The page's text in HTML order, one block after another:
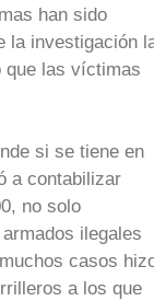
han sido
la investigación
que las víctimas
si se tiene en
a contabilizar
no solo
ilegales
casos
a los que